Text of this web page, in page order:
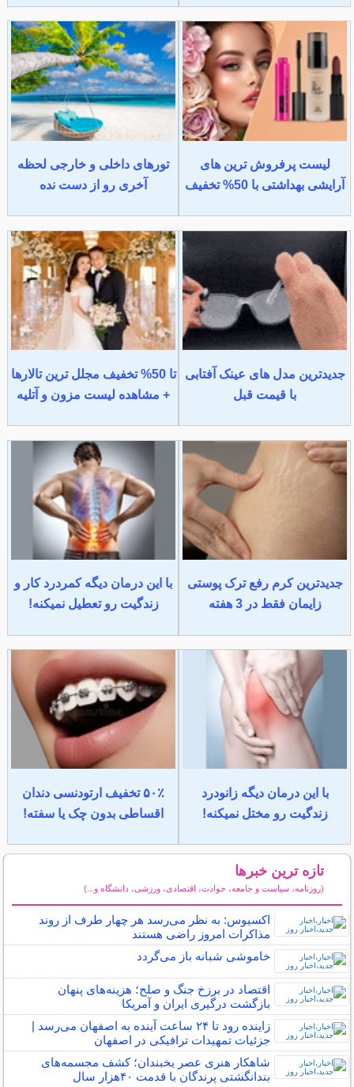
لیست پرفروش ترین های
آرایشی بهداشتی با 50% تخفیف
تورهای داخلی و خارجی لحظه
آخری رو از دست نده
جدیدترین مدل های عینک آفتابی
با قیمت قبل
تا 50% تخفیف مجلل ترین تالارها
+ مشاهده لیست مزون و آتلیه
جدیدترین کرم رفع ترک پوستی
زایمان فقط در 3 هفته
با این درمان دیگه کمردرد کار و
زندگیت رو تعطیل نمیکنه!
با این درمان دیگه زانودرد
زندگیت رو مختل نمیکنه!
۵۰٪ تخفیف ارتودنسی دندان
اقساطی بدون چک یا سفته!
تازه ترین خبرها
(روزنامه، سیاست و جامعه، حوادث، اقتصادی، ورزشی، دانشگاه و...)
اکسیوس: به نظر می‌رسد هر چهار طرف از روند
مذاکرات امروز راضی هستند
خاموشی شبانه باز می‌گردد
اقتصاد در برزخ جنگ و صلح؛ هزینه‌های پنهان
بازگشت درگیری ایران و آمریکا
زاینده رود تا ۲۴ ساعت آینده به اصفهان می‌رسد |
جزئیات تمهیدات ترافیکی در اصفهان
شاهکار هنری عصر یخبندان؛ کشف مجسمه‌های
بندانگشتی‌ پرندگان با قدمت ۴۰هزار سال